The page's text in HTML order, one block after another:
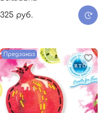
325 руб.
Предзаказ